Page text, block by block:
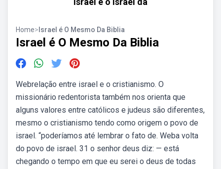
Home> Israel é O Mesmo Da Biblia
Israel é O Mesmo Da Biblia
Webrelação entre israel e o cristianismo. O
missionário redentorista também nos orienta que
alguns valores entre católicos e judeus são diferentes,
mesmo o cristianismo tendo como origem o povo de
israel. “poderíamos até lembrar o fato de. Weba volta
do povo de israel. 31 o senhor deus diz: — está
chegando o tempo em que eu serei o deus de todas